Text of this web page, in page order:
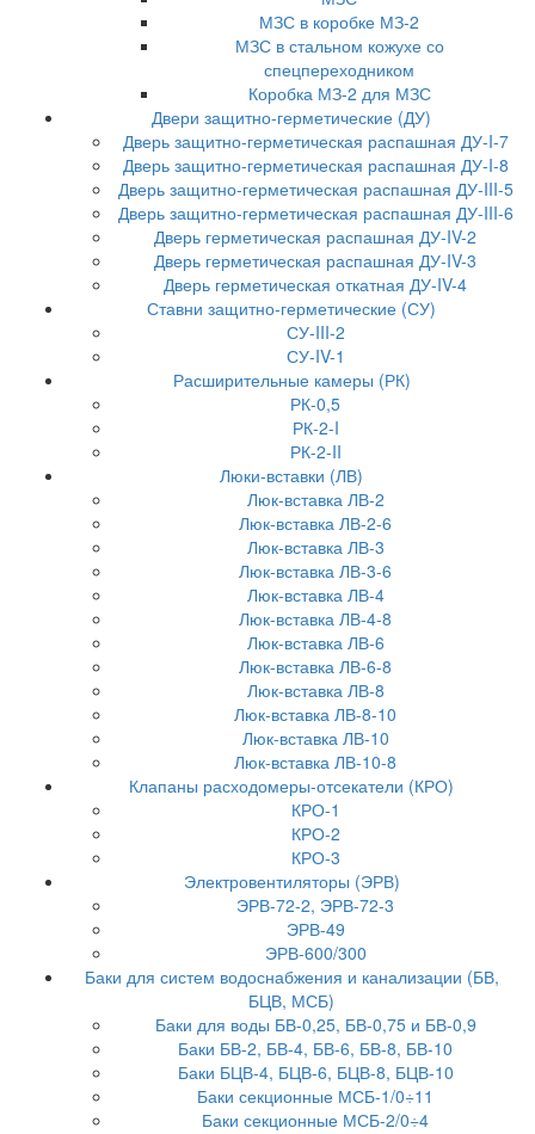
МЗС в коробке МЗ-2
МЗС в стальном кожухе со
спецпереходником
Коробка МЗ-2 для МЗС
Двери защитно-герметические (ДУ)
Дверь защитно-герметическая распашная ДУ-I-7
Дверь защитно-герметическая распашная ДУ-I-8
Дверь защитно-герметическая распашная ДУ-III-5
Дверь защитно-герметическая распашная ДУ-III-6
Дверь герметическая распашная ДУ-IV-2
Дверь герметическая распашная ДУ-IV-3
Дверь герметическая откатная ДУ-IV-4
Ставни защитно-герметические (СУ)
СУ-III-2
СУ-IV-1
Расширительные камеры (РК)
РК-0,5
РК-2-I
РК-2-II
Люки-вставки (ЛВ)
Люк-вставка ЛВ-2
Люк-вставка ЛВ-2-6
Люк-вставка ЛВ-3
Люк-вставка ЛВ-3-6
Люк-вставка ЛВ-4
Люк-вставка ЛВ-4-8
Люк-вставка ЛВ-6
Люк-вставка ЛВ-6-8
Люк-вставка ЛВ-8
Люк-вставка ЛВ-8-10
Люк-вставка ЛВ-10
Люк-вставка ЛВ-10-8
Клапаны расходомеры-отсекатели (КРО)
КРО-1
КРО-2
КРО-3
Электровентиляторы (ЭРВ)
ЭРВ-72-2, ЭРВ-72-3
ЭРВ-49
ЭРВ-600/300
Баки для систем водоснабжения и канализации (БВ,
БЦВ, МСБ)
Баки для воды БВ-0,25, БВ-0,75 и БВ-0,9
Баки БВ-2, БВ-4, БВ-6, БВ-8, БВ-10
Баки БЦВ-4, БЦВ-6, БЦВ-8, БЦВ-10
Баки секционные МСБ-1/0÷11
Баки секционные МСБ-2/0÷4